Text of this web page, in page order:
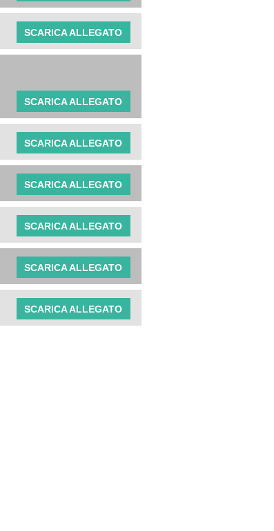
SCARICA ALLEGATO
SCARICA ALLEGATO
SCARICA ALLEGATO
SCARICA ALLEGATO
SCARICA ALLEGATO
SCARICA ALLEGATO
SCARICA ALLEGATO